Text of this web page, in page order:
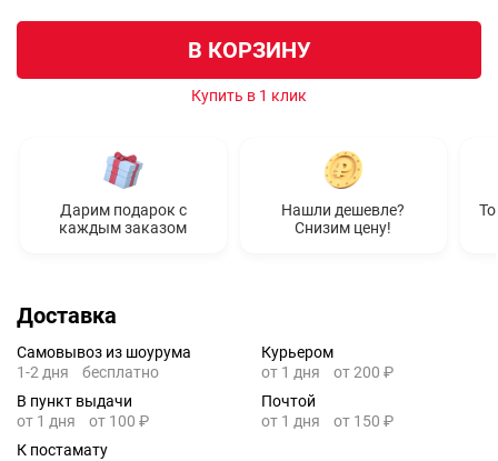
В КОРЗИНУ
Купить в 1 клик
Дарим подарок с
каждым заказом
Нашли дешевле?
Снизим цену!
Доставка
Самовывоз из шоурума
1-2 дня
бесплатно
Курьером
от 1 дня
от 200 ₽
В пункт выдачи
от 1 дня
от 100 ₽
Почтой
от 1 дня
от 150 ₽
К постамату